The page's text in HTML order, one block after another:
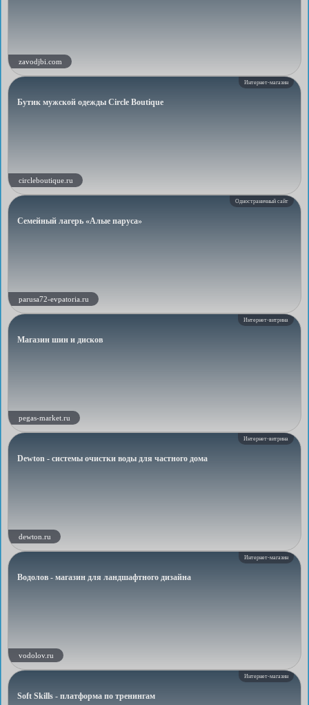
zavodjbi.com
Интернет-магазин
Бутик мужской одежды Circle Boutique
circleboutique.ru
Одностраничный сайт
Семейный лагерь «Алые паруса»
parusa72-evpatoria.ru
Интернет-витрина
Магазин шин и дисков
pegas-market.ru
Интернет-витрина
Dewton - системы очистки воды для частного дома
dewton.ru
Интернет-магазин
Водолов - магазин для ландшафтного дизайна
vodolov.ru
Интернет-магазин
Soft Skills - платформа по тренингам